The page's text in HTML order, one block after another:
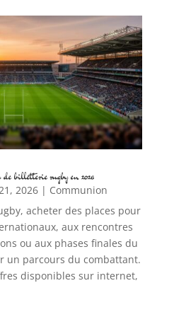
billetterie rugby en 2026
2026| Communion
acheter des places pour
aux rencontres
ou aux phases finales du
un parcours du combattant.
disponibles sur internet,